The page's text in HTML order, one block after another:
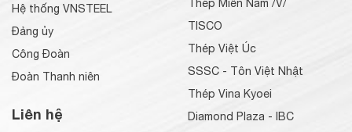
Hệ thống VNSTEEL
Đảng ủy
Công Đoàn
Đoàn Thanh niên
Liên hệ
Thép Miền Nam /V/
TISCO
Thép Việt Úc
SSSC - Tôn Việt Nhật
Thép Vina Kyoei
Diamond Plaza - IBC